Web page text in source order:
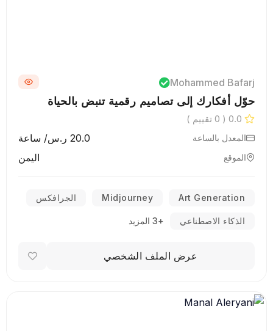
Mohammed Bafarj
حوّل أفكارك إلى تصاميم رقمية تنبض بالحياة
0.0 ( 0 تقييم )
المعدل بالساعة 20.0 ر.س/ ساعة
الموقع اليمن
Art Generation
Midjourney الجرافكس
الذكاء الاصطناعي +3 المزيد
عرض الملف الشخصي